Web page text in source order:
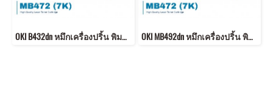
OKI B432dn หมึกเครื่องปริ้น พิมพ์คมชัด รับประกัน 1 ปี! OKI MB492dn หมึกเครื่องปริ้น พิมพ์คมชัด รับประกัน 1 ปี!